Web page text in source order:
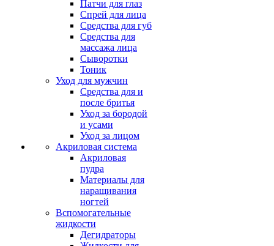
Патчи для глаз
Спрей для лица
Средства для губ
Средства для
массажа лица
Сыворотки
Тоник
Уход для мужчин
Средства для и
после бритья
Уход за бородой
и усами
Уход за лицом
Акриловая система
Акриловая
пудра
Материалы для
наращивания
ногтей
Вспомогательные
жидкости
Дегидраторы